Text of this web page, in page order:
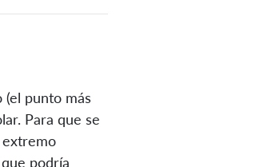
punto más
Para que se
extremo
podría